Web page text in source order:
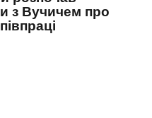
з Вучичем про